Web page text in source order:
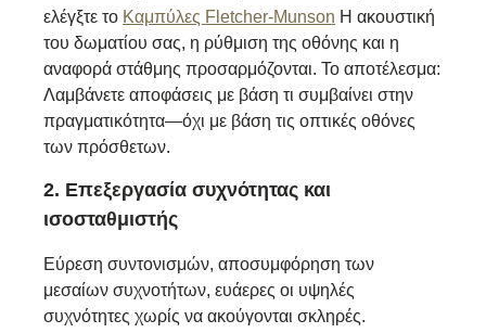
ελέγξτε το Καμπύλες Fletcher-Munson Η ακουστική
του δωματίου σας, η ρύθμιση της οθόνης και η
αναφορά στάθμης προσαρμόζονται. Το αποτέλεσμα:
Λαμβάνετε αποφάσεις με βάση τι συμβαίνει στην
πραγματικότητα—όχι με βάση τις οπτικές οθόνες
των πρόσθετων.
2. Επεξεργασία συχνότητας και
ισοσταθμιστής
Εύρεση συντονισμών, αποσυμφόρηση των
μεσαίων συχνοτήτων, ευάερες οι υψηλές
συχνότητες χωρίς να ακούγονται σκληρές.